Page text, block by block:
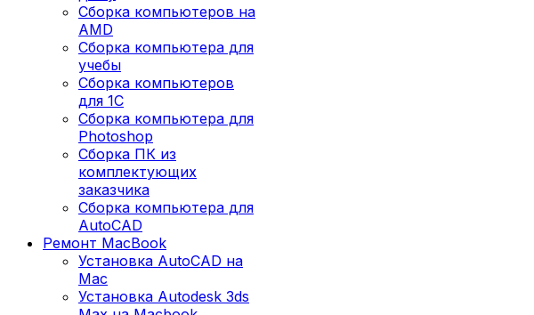
Сборка компьютеров на
AMD
Сборка компьютера для
учебы
Сборка компьютеров
для 1С
Сборка компьютера для
Photoshop
Сборка ПК из
комплектующих
заказчика
Сборка компьютера для
AutoCAD
Ремонт MacBook
Установка AutoCAD на
Mac
Установка Autodesk 3ds